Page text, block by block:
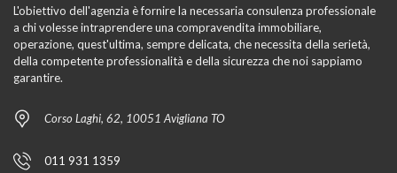
L'obiettivo dell'agenzia è fornire la necessaria consulenza professionale
a chi volesse intraprendere una compravendita immobiliare,
operazione, quest'ultima, sempre delicata, che necessita della serietà,
della competente professionalità e della sicurezza che noi sappiamo
garantire.
Corso Laghi, 62, 10051 Avigliana TO
011 931 1359